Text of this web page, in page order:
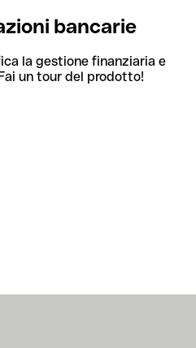
bancarie
la gestione finanziaria e
un tour del prodotto!